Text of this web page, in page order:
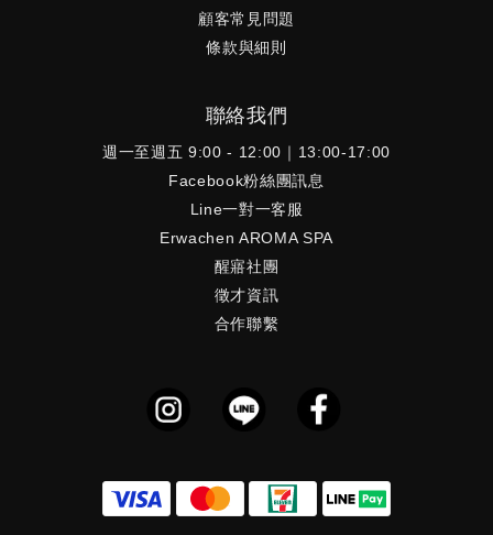
顧客常見問題
條款與細則
聯絡我們
週一至週五 9:00 - 12:00｜13:00-17:00
Facebook粉絲團訊息
Line一對一客服
Erwachen AROMA SPA
醒寤社團
徵才資訊
合作聯繫